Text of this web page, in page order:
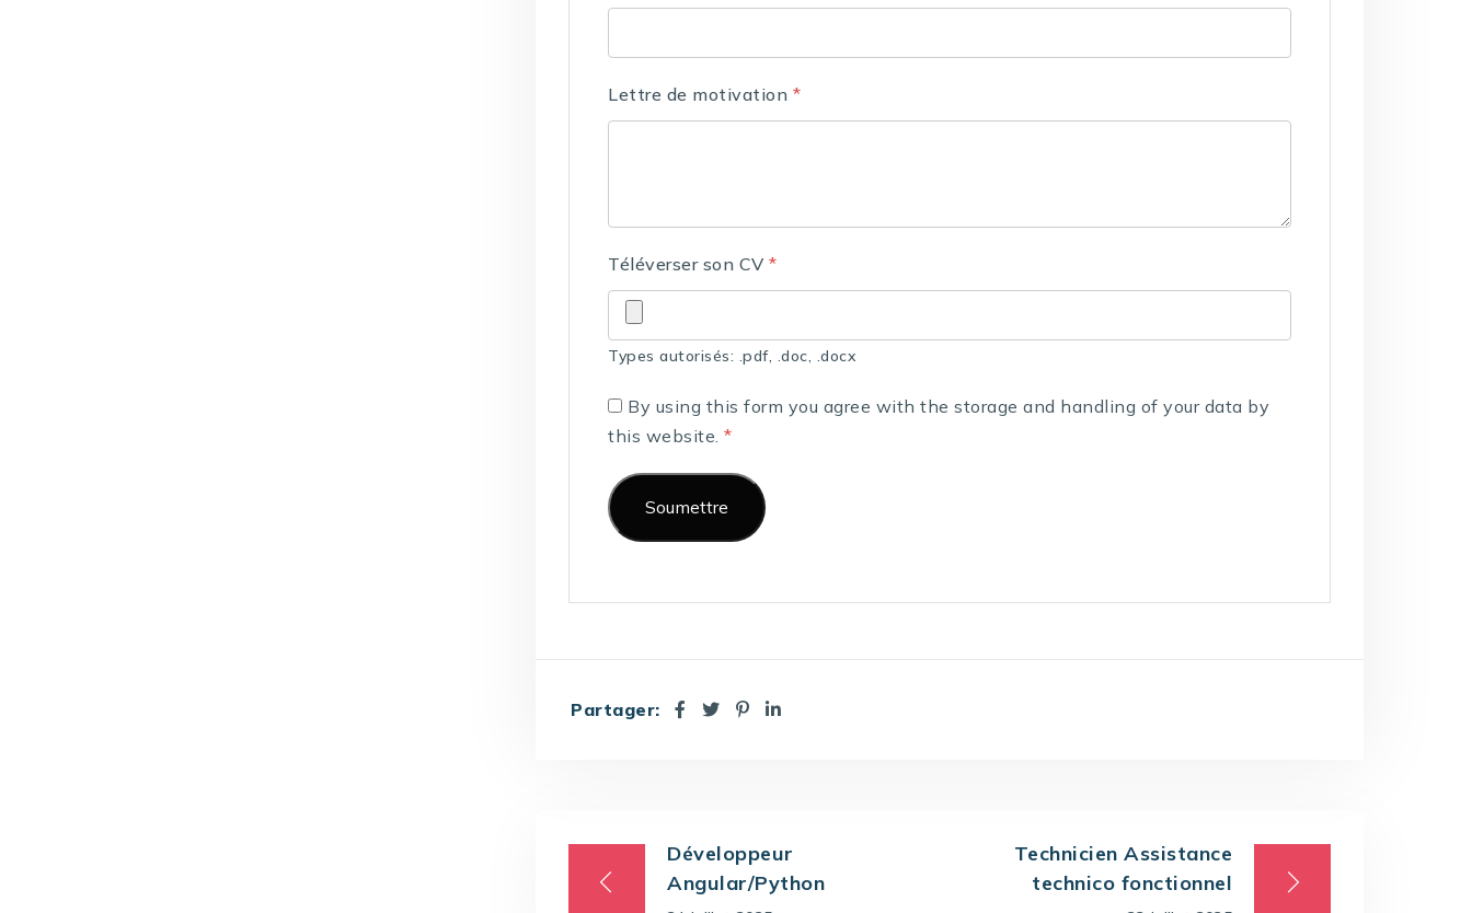
Lettre de motivation *
Téléverser son CV*
Types autorisés: .pdf, .doc, .docx
By using this form you agree with the storage and handling of your data by
this website.*
Partager:
Développeur
Angular/Python
Technicien Assistance
technico fonctionnel